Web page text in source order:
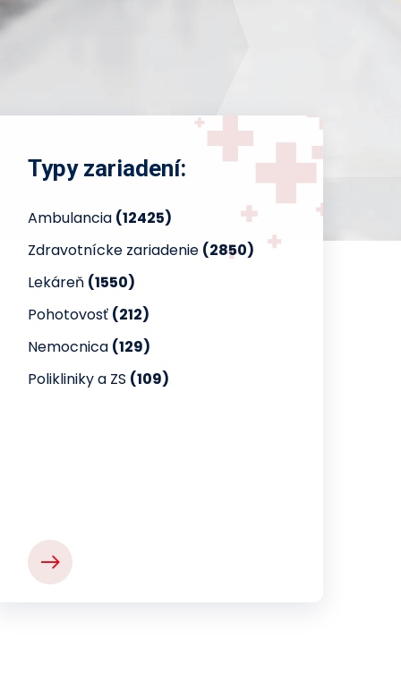
Typy zariadení:
Ambulancia (12425)
Zdravotnícke zariadenie (2850)
Lekáreň (1550)
Pohotovosť (212)
Nemocnica (129)
Polikliniky a ZS (109)